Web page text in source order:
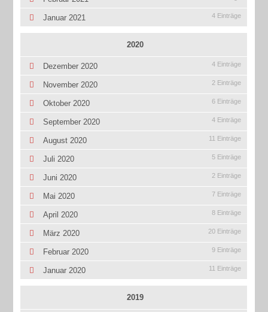
Januar 2021 4 Einträge
2020
Dezember 2020 4 Einträge
November 2020 2 Einträge
Oktober 2020 6 Einträge
September 2020 4 Einträge
August 2020 11 Einträge
Juli 2020 5 Einträge
Juni 2020 2 Einträge
Mai 2020 7 Einträge
April 2020 8 Einträge
März 2020 20 Einträge
Februar 2020 9 Einträge
Januar 2020 11 Einträge
2019